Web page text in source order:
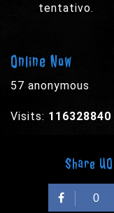
tentativo.
Online Now
57 anonymous
Visits: 116328840
Share
0